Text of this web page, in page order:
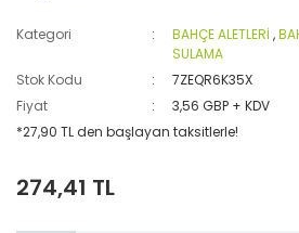
Kategori BAHÇE ALETLERİ ,
SULAMA
Stok Kodu
7ZEQR6K35X
Fiyat
3,56 GBP + KDV
*27,90 TL den başlayan taksitlerle!
274,41 TL